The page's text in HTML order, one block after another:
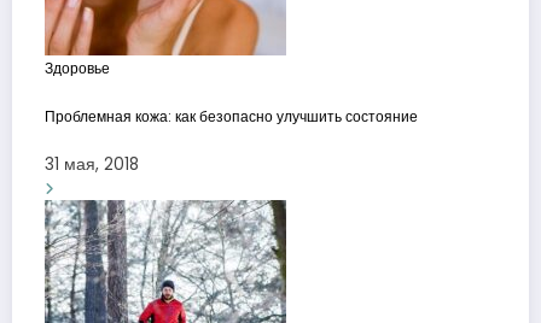
Здоровье
Проблемная кожа: как безопасно улучшить состояние
31 мая, 2018